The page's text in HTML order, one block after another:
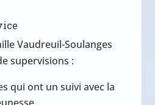
Vaudreuil-Soulanges
supervisions :
qui ont un suivi avec la